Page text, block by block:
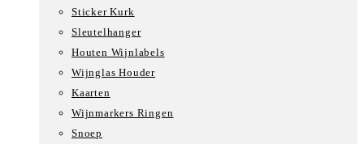
Sticker Kurk
Sleutelhanger
Houten Wijnlabels
Wijnglas Houder
Kaarten
Wijnmarkers Ringen
Snoep